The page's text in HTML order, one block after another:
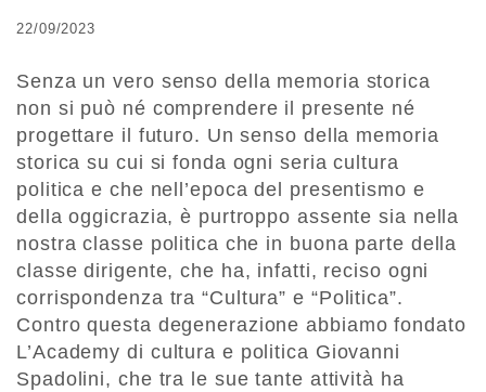
22/09/2023
Senza un vero senso della memoria storica
non si può né comprendere il presente né
progettare il futuro. Un senso della memoria
storica su cui si fonda ogni seria cultura
politica e che nell’epoca del presentismo e
della oggicrazia, è purtroppo assente sia nella
nostra classe politica che in buona parte della
classe dirigente, che ha, infatti, reciso ogni
corrispondenza tra “Cultura” e “Politica”.
Contro questa degenerazione abbiamo fondato
L’Academy di cultura e politica Giovanni
Spadolini, che tra le sue tante attività ha